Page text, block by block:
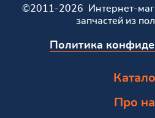
©2011-2026 Интернет-
запчастей из
Политика
Про